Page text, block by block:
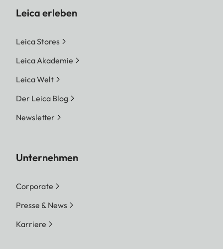
Leica erleben
Leica Stores
Leica Akademie
Leica Welt
Der Leica Blog
Newsletter
Unternehmen
Corporate
Presse & News
Karriere